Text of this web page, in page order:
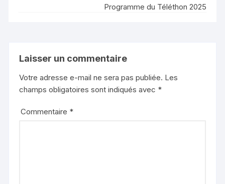
Programme du Téléthon 2025
Laisser un commentaire
Votre adresse e-mail ne sera pas publiée. Les
champs obligatoires sont indiqués avec *
Commentaire *